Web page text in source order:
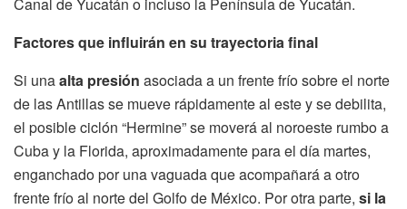
Factores que influirán en su trayectoria final
Si unaalta presión asociada a un frente frío sobre el norte
de las Antillas se mueve rápidamente al este y se debilita,
el posible ciclón “Hermine” se moverá al noroeste rumbo a
Cuba y la Florida, aproximadamente para el día martes,
enganchado por una vaguada que acompañará a otro
frente frío al norte del Golfo de México. Por otra parte, si la